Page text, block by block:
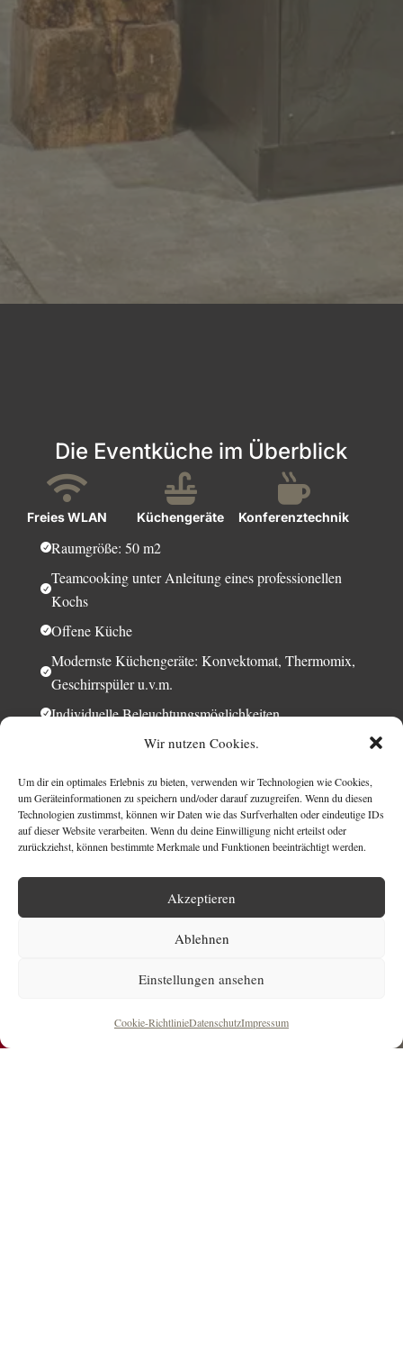
Wir nutzen Cookies.
Um dir ein optimales Erlebnis zu bieten, verwenden wir Technologien wie Cookies,
um Geräteinformationen zu speichern und/oder darauf zuzugreifen. Wenn du diesen
Technologien zustimmst, können wir Daten wie das Surfverhalten oder eindeutige IDs
auf dieser Website verarbeiten. Wenn du deine Einwilligung nicht erteilst oder
zurückziehst, können bestimmte Merkmale und Funktionen beeinträchtigt werden.
Akzeptieren
Ablehnen
Einstellungen ansehen
Cookie-RichtlinieDatenschutzImpressum
Die Eventküche im Überblick

Freies WLAN

Küchengeräte

Konferenz­technik
Raumgröße: 50 m2

Teamcooking unter Anleitung eines professionellen
Kochs
Offene Küche

Modernste Küchengeräte: Konvektomat, Thermomix,
Geschirrspüler u.v.m.
Individuelle Beleuchtungsmöglichkeiten
JETZT BUCHEN